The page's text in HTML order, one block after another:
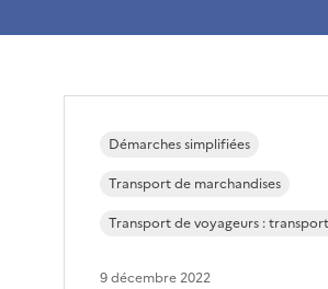
Démarches simplifiées
Transport de marchandises
Transport de voyageurs :
9 décembre 2022